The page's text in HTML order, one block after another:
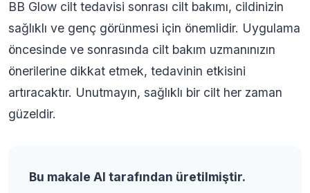
BB Glow cilt tedavisi sonrası cilt bakımı, cildinizin
sağlıklı ve genç görünmesi için önemlidir. Uygulama
öncesinde ve sonrasında cilt bakım uzmanınızın
önerilerine dikkat etmek, tedavinin etkisini
artıracaktır. Unutmayın, sağlıklı bir cilt her zaman
güzeldir.
Bu makale AI tarafından üretilmiştir.